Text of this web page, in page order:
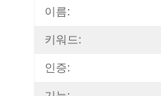
이름:
키워드:
인증: